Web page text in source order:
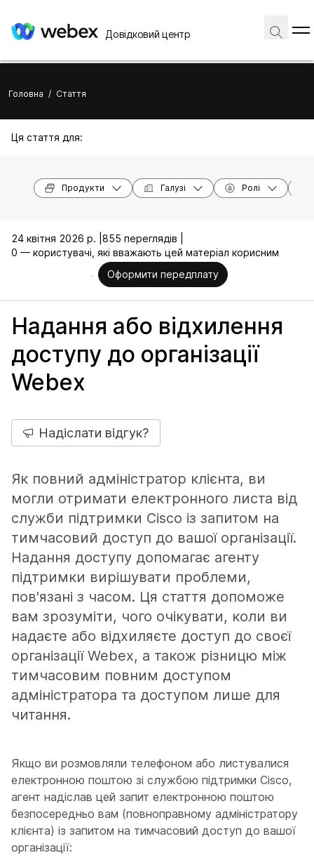
Довідковий центр
Головна / Стаття
Ця стаття для:
Продукти Галузі Ролі
24 квітня 2026 р. | 855 переглядів |
0 — користувачі, які вважають цей матеріал корисним
Оформити передплату
Надання або відхилення
доступу до організації
Webex
Надіслати відгук?
Як повний адміністратор клієнта, ви
могли отримати електронного листа від
служби підтримки Cisco із запитом на
тимчасовий доступ до вашої організації.
Надання доступу допомагає агенту
підтримки вирішувати проблеми,
пов'язані з часом. Ця стаття допоможе
вам зрозуміти, чого очікувати, коли ви
надаєте або відхиляєте доступ до своєї
організації Webex, а також різницю між
тимчасовим повним доступом
адміністратора та доступом лише для
читання.
Якщо ви розмовляли телефоном або листувалися
електронною поштою зі службою підтримки Cisco,
агент надіслав цей запит електронною поштою
безпосередньо вам (повноправному адміністратору
клієнта) із запитом на тимчасовий доступ до вашої
організації: